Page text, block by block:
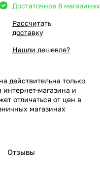
Достаточнов 6 магазинах
Рассчитать
доставку
Нашли дешевле?
действительна только
интернет-магазина и
отличаться от цен в
магазинах
Отзывы